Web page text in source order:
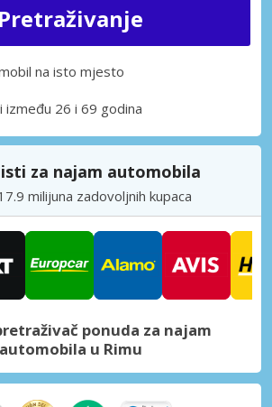
na isto mjesto
između 26 i 69 godina
za najam automobila
milijuna zadovoljnih kupaca
ponuda za najam
automobila u Rimu